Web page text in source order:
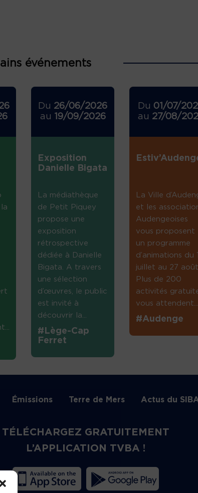
événements
Du 26/06/2026
au
19/09/2026
Exposition
Danielle Bigata
La médiathèque
de Petit Piquey
propose une
exposition
rétrospective
dédiée à Danielle
Bigata. A travers
une sélection
d’œuvres, le public
est invité à
découvrir la...
#Lège-Cap
Ferret
Du 01/07/
au 27/08/
La Ville
et les
Audengeoises
vous proposent
un programme
d’animations du
juillet au 27
Plus de 200
activités
vous
#Audenge
Émissions Terre de Mers Actus du
TÉLÉCHARGEZ GRATUITEMENT
L’APPLICATION TVBA !